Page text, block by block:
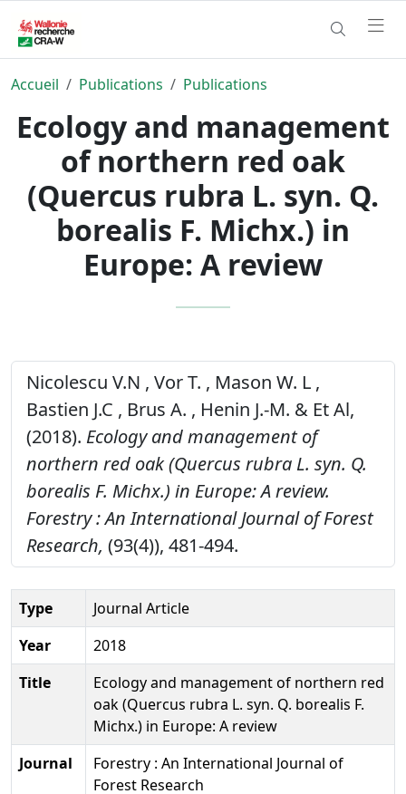
Accueil Publications Publications
Ecology and management
of northern red oak
(Quercus rubra L. syn. Q.
borealis F. Michx.) in
Europe: A review
Nicolescu V.N , Vor T. , Mason W. L ,
Bastien J.C , Brus A. , Henin J.-M. & Et Al,
(2018). Ecology and management of
northern red oak (Quercus rubra L. syn. Q.
borealis F. Michx.) in Europe: A review.
Forestry : An International Journal of Forest
Research, (93(4)), 481-494.
Type
Journal Article
Year
2018
Title
Ecology and management of northern red
oak (Quercus rubra L. syn. Q. borealis F.
Michx.) in Europe: A review
Journal
Forestry : An International Journal of
Forest Research